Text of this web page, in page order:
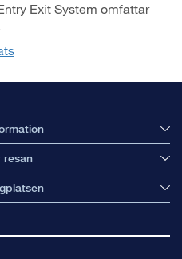
Exit System omfattar
resan